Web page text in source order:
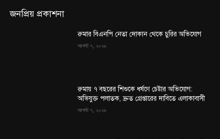
জনপ্রিয় প্রকাশনা
রুমার বিএনপি নেতা দোকান থেকে চুরির অভিযোগ
আগস্ট ৭, ২০২৬
রুমায় ৭ বছরের শিশুকে ধর্ষণে চেষ্টার অভিযোগ:
অভিযুক্ত পলাতক, দ্রুত গ্রেপ্তারের দাবিতে এলাকাবাসী
আগস্ট ৭, ২০২৬